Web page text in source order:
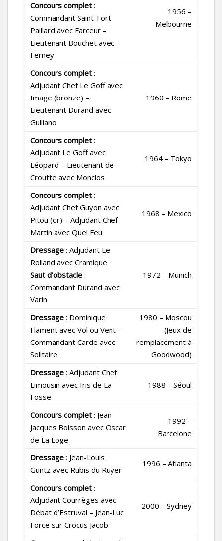
Concours complet :
Commandant Saint-Fort
Paillard avec Farceur –
Lieutenant Bouchet avec
Ferney
1956 –
Melbourne
Concours complet :
Adjudant Chef Le Goff avec
Image (bronze) –
Lieutenant Durand avec
Gulliano
1960 – Rome
Concours complet :
Adjudant Le Goff avec
Léopard – Lieutenant de
Croutte avec Monclos
1964 – Tokyo
Concours complet :
Adjudant Chef Guyon avec
Pitou (or) – Adjudant Chef
Martin avec Quel Feu
1968 – Mexico
Dressage : Adjudant Le
Rolland avec Cramique
Saut d’obstacle :
Commandant Durand avec
Varin
1972 – Munich
Dressage : Dominique
Flament avec Vol ou Vent –
Commandant Carde avec
Solitaire
1980 – Moscou
(Jeux de
remplacement à
Goodwood)
Dressage : Adjudant Chef
Limousin avec Iris de La
Fosse
1988 – Séoul
Concours complet : Jean-
Jacques Boisson avec Oscar
de La Loge
1992 –
Barcelone
Dressage : Jean-Louis
Guntz avec Rubis du Ruyer
1996 – Atlanta
Concours complet :
Adjudant Courrèges avec
Débat d’Estruval – Jean-Luc
Force sur Crocus Jacob
2000 – Sydney